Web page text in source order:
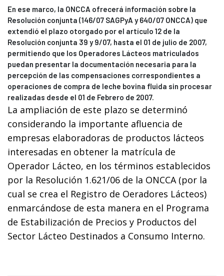
En ese marco, la ONCCA ofrecerá información sobre la
Resolución conjunta (146/07 SAGPyA y 640/07 ONCCA) que
extendió el plazo otorgado por el artículo 12 de la
Resolución conjunta 39 y 9/07, hasta el 01 de julio de 2007,
permitiendo que los Operadores Lácteos matriculados
puedan presentar la documentación necesaria para la
percepción de las compensaciones correspondientes a
operaciones de compra de leche bovina fluida sin procesar
realizadas desde el 01 de Febrero de 2007.
La ampliación de este plazo se determinó
considerando la importante afluencia de
empresas elaboradoras de productos lácteos
interesadas en obtener la matrícula de
Operador Lácteo, en los términos establecidos
por la Resolución 1.621/06 de la ONCCA (por la
cual se crea el Registro de Oeradores Lácteos)
enmarcándose de esta manera en el Programa
de Estabilización de Precios y Productos del
Sector Lácteo Destinados a Consumo Interno.